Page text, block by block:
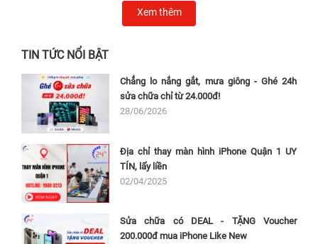
Xem thêm
TIN TỨC NỔI BẬT
Chẳng lo nắng gắt, mưa giông - Ghé 24h
sửa chữa chỉ từ 24.000đ!
28/06/2026
Địa chỉ thay màn hình iPhone Quận 1 UY
TÍN, lấy liền
02/04/2025
Sửa chữa có DEAL - TẶNG Voucher
200.000đ mua iPhone Like New